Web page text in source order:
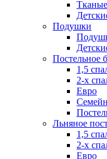
Подушки
Постельное
1,5
2-х
Евро
Льняное
1,5
2-х
Евро